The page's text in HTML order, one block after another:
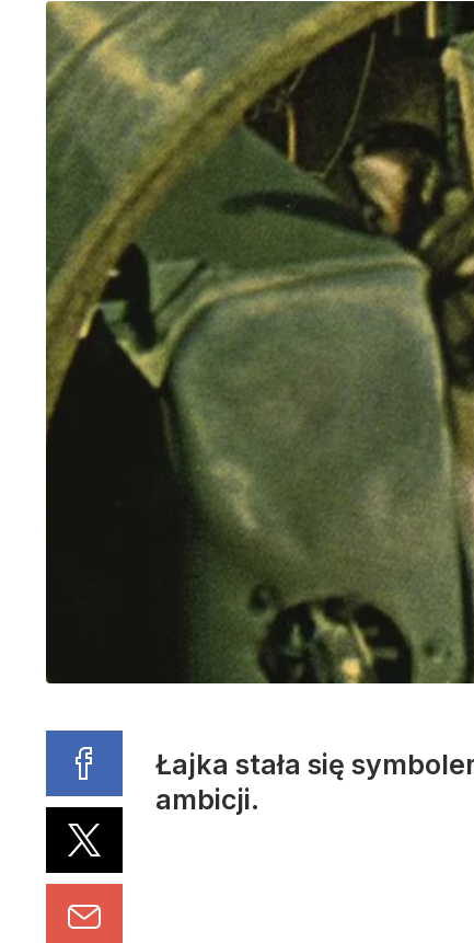
Łajka stała się
ambicji.